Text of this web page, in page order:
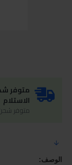
متوفر
الاستلام
متوفر
الوصف: